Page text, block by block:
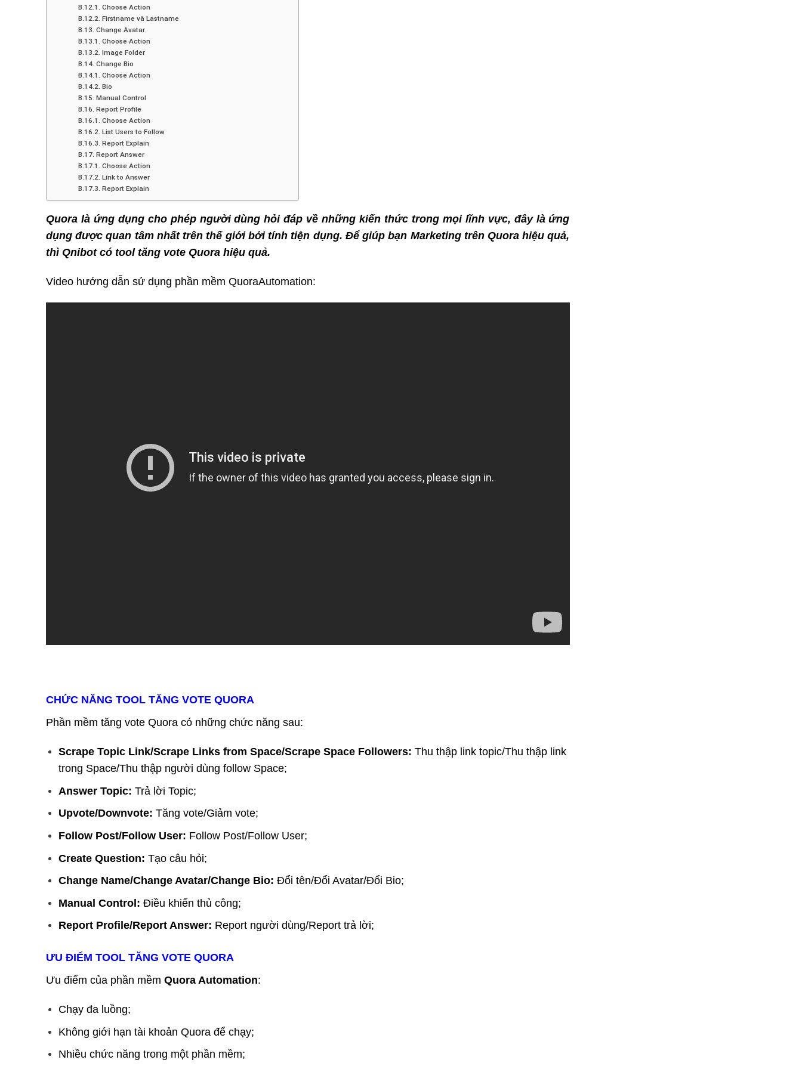
B.12.1. Choose Action
B.12.2. Firstname và Lastname
B.13. Change Avatar
B.13.1. Choose Action
B.13.2. Image Folder
B.14. Change Bio
B.14.1. Choose Action
B.14.2. Bio
B.15. Manual Control
B.16. Report Profile
B.16.1. Choose Action
B.16.2. List Users to Follow
B.16.3. Report Explain
B.17. Report Answer
B.17.1. Choose Action
B.17.2. Link to Answer
B.17.3. Report Explain
Quora là ứng dụng cho phép người dùng hỏi đáp về những kiến thức trong mọi lĩnh vực, đây là ứng
dụng được quan tâm nhất trên thế giới bởi tính tiện dụng. Để giúp bạn Marketing trên Quora hiệu quả,
thì Qnibot có tool tăng vote Quora hiệu quả.
Video hướng dẫn sử dụng phần mềm QuoraAutomation:
CHỨC NĂNG TOOL TĂNG VOTE QUORA
Phần mềm tăng vote Quora có những chức năng sau:
Scrape Topic Link/Scrape Links from Space/Scrape Space Followers: Thu thập link topic/Thu thập link
trong Space/Thu thập người dùng follow Space;
Answer Topic: Trả lời Topic;
Upvote/Downvote: Tăng vote/Giảm vote;
Follow Post/Follow User: Follow Post/Follow User;
Create Question: Tạo câu hỏi;
Change Name/Change Avatar/Change Bio: Đổi tên/Đổi Avatar/Đổi Bio;
Manual Control: Điều khiển thủ công;
Report Profile/Report Answer: Report người dùng/Report trả lời;
ƯU ĐIỂM TOOL TĂNG VOTE QUORA
Ưu điểm của phần mềm Quora Automation:
Chạy đa luồng;
Không giới hạn tài khoản Quora để chạy;
Nhiều chức năng trong một phần mềm;